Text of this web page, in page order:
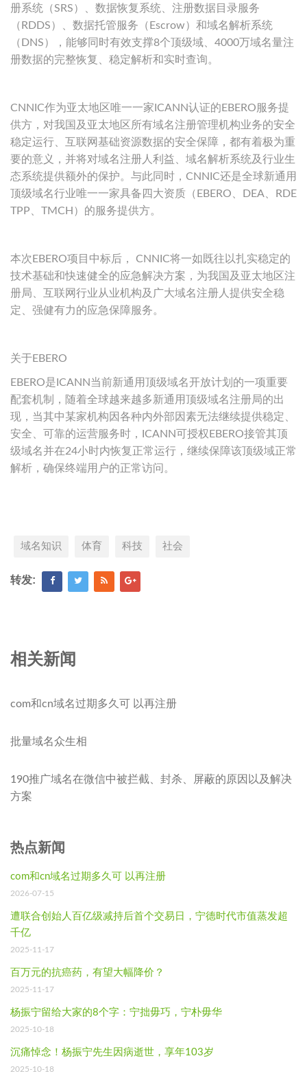
册系统（SRS）、数据恢复系统、注册数据目录服务
（RDDS）、数据托管服务（Escrow）和域名解析系统
（DNS），能够同时有效支撑8个顶级域、4000万域名量注
册数据的完整恢复、稳定解析和实时查询。
CNNIC作为亚太地区唯一一家ICANN认证的EBERO服务提
供方，对我国及亚太地区所有域名注册管理机构业务的安全
稳定运行、互联网基础资源数据的安全保障，都有着极为重
要的意义，并将对域名注册人利益、域名解析系统及行业生
态系统提供额外的保护。与此同时，CNNIC还是全球新通用
顶级域名行业唯一一家具备四大资质（EBERO、DEA、RDE
TPP、TMCH）的服务提供方。
本次EBERO项目中标后， CNNIC将一如既往以扎实稳定的
技术基础和快速健全的应急解决方案，为我国及亚太地区注
册局、互联网行业从业机构及广大域名注册人提供安全稳
定、强健有力的应急保障服务。
关于EBERO
EBERO是ICANN当前新通用顶级域名开放计划的一项重要
配套机制，随着全球越来越多新通用顶级域名注册局的出
现，当其中某家机构因各种内外部因素无法继续提供稳定、
安全、可靠的运营服务时，ICANN可授权EBERO接管其顶
级域名并在24小时内恢复正常运行，继续保障该顶级域正常
解析，确保终端用户的正常访问。
域名知识 体育 科技 社会
转发:
相关新闻
com和cn域名过期多久可 以再注册
批量域名众生相
190推广域名在微信中被拦截、封杀、屏蔽的原因以及解决
方案
热点新闻
com和cn域名过期多久可 以再注册
2026-07-15
遭联合创始人百亿级减持后首个交易日，宁德时代市值蒸发超
千亿
2025-11-17
百万元的抗癌药，有望大幅降价？
2025-11-17
杨振宁留给大家的8个字：宁拙毋巧，宁朴毋华
2025-10-18
沉痛悼念！杨振宁先生因病逝世，享年103岁
2025-10-18